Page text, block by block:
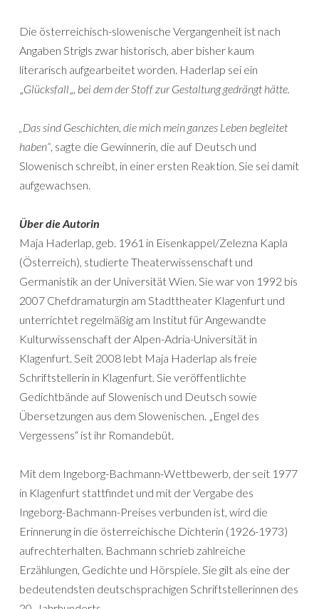
Die österreichisch-slowenische Vergangenheit ist nach
Angaben Strigls zwar historisch, aber bisher kaum
literarisch aufgearbeitet worden. Haderlap sei ein
„Glücksfall„, bei dem der Stoff zur Gestaltung gedrängt hätte.
„Das sind Geschichten, die mich mein ganzes Leben begleitet
haben“, sagte die Gewinnerin, die auf Deutsch und
Slowenisch schreibt, in einer ersten Reaktion. Sie sei damit
aufgewachsen.
Über die Autorin
Maja Haderlap, geb. 1961 in Eisenkappel/Zelezna Kapla
(Österreich), studierte Theaterwissenschaft und
Germanistik an der Universität Wien. Sie war von 1992 bis
2007 Chefdramaturgin am Stadttheater Klagenfurt und
unterrichtet regelmäßig am Institut für Angewandte
Kulturwissenschaft der Alpen-Adria-Universität in
Klagenfurt. Seit 2008 lebt Maja Haderlap als freie
Schriftstellerin in Klagenfurt. Sie veröffentlichte
Gedichtbände auf Slowenisch und Deutsch sowie
Übersetzungen aus dem Slowenischen. „Engel des
Vergessens“ ist ihr Romandebüt.
Mit dem Ingeborg-Bachmann-Wettbewerb, der seit 1977
in Klagenfurt stattfindet und mit der Vergabe des
Ingeborg-Bachmann-Preises verbunden ist, wird die
Erinnerung in die österreichische Dichterin (1926-1973)
aufrechterhalten. Bachmann schrieb zahlreiche
Erzählungen, Gedichte und Hörspiele. Sie gilt als eine der
bedeutendsten deutschsprachigen Schriftstellerinnen des